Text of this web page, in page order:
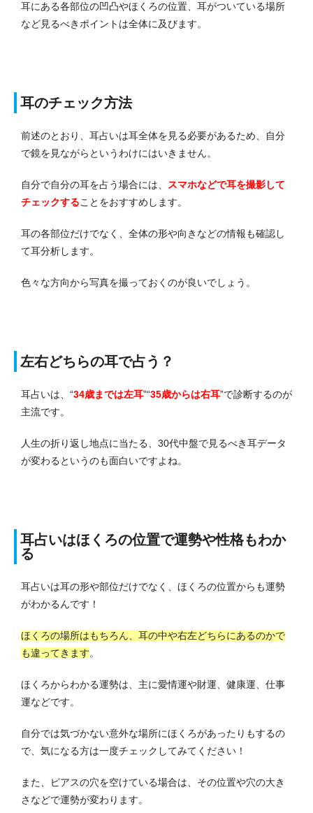
耳にある各部位の凹凸やほくろの位置、耳がついている場所
など見るべきポイントは全体に及びます。
耳のチェック方法
前述のとおり、耳占いは耳全体を見る必要があるため、自分
で鏡を見ながらというわけにはいきません。
自分で自分の耳を占う場合には、
スマホなどで耳を撮影して
チェックすることをおすすめします。
耳の各部位だけでなく、全体の形や向きなどの情報も確認し
て耳分析します。
色々な方向から写真を撮っておくのが良いでしょう。
左右どちらの耳で占う？
耳占いは、“34歳までは左耳”“35歳からは右耳”で診断するのが
主流です。
人生の折り返し地点に当たる、30代中盤で見るべき耳データ
が変わるというのも面白いですよね。
耳占いはほくろの位置で運勢や性格もわか
る
耳占いは耳の形や部位だけでなく、ほくろの位置からも運勢
がわかるんです！
ほくろの場所はもちろん、耳の中や右左どちらにあるのかで
も違ってきます。
ほくろからわかる運勢は、主に愛情運や財運、健康運、仕事
運などです。
自分では気づかない意外な場所にほくろがあったりもするの
で、気になる方は一度チェックしてみてください！
また、ピアスの穴を空けている場合は、その位置や穴の大き
さなどで運勢が変わります。